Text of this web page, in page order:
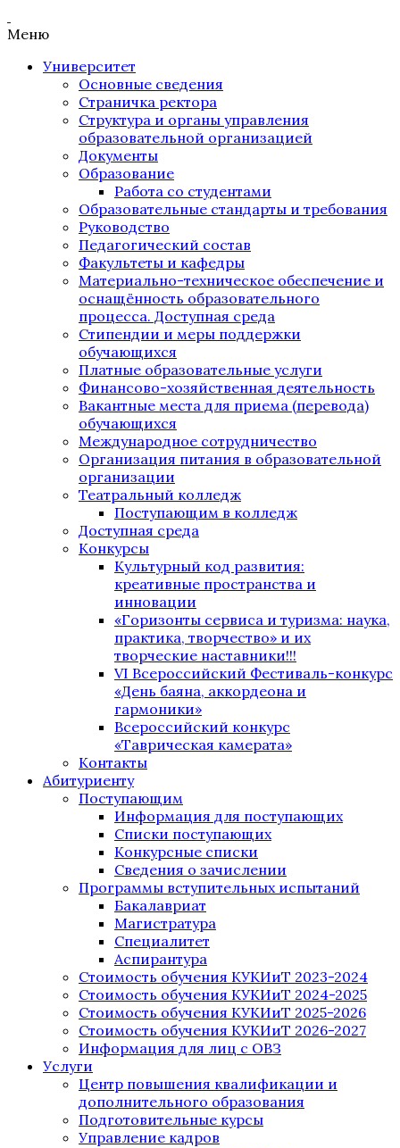
Меню
Университет
Основные сведения
Страничка ректора
Структура и органы управления
образовательной организацией
Документы
Образование
Работа со студентами
Образовательные стандарты и требования
Руководство
Педагогический состав
Факультеты и кафедры
Материально-техническое обеспечение и
оснащённость образовательного
процесса. Доступная среда
Стипендии и меры поддержки
обучающихся
Платные образовательные услуги
Финансово-хозяйственная деятельность
Вакантные места для приема (перевода)
обучающихся
Международное сотрудничество
Организация питания в образовательной
организации
Театральный колледж
Поступающим в колледж
Доступная среда
Конкурсы
Культурный код развития:
креативные пространства и
инновации
«Горизонты сервиса и туризма: наука,
практика, творчество» и их
творческие наставники!!!
VI Всероссийский Фестиваль-конкурс
«День баяна, аккордеона и
гармоники»
Всероссийский конкурс
«Таврическая камерата»
Контакты
Абитуриенту
Поступающим
Информация для поступающих
Списки поступающих
Конкурсные списки
Сведения о зачислении
Программы вступительных испытаний
Бакалавриат
Магистратура
Специалитет
Аспирантура
Стоимость обучения КУКИиТ 2023-2024
Стоимость обучения КУКИиТ 2024-2025
Стоимость обучения КУКИиТ 2025-2026
Стоимость обучения КУКИиТ 2026-2027
Информация для лиц с ОВЗ
Услуги
Центр повышения квалификации и
дополнительного образования
Подготовительные курсы
Управление кадров